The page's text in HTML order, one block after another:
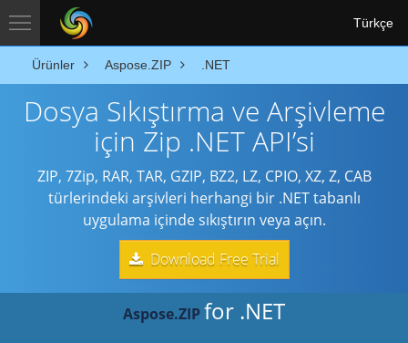
Türkçe
Ürünler Aspose.ZIP .NET
Dosya Sıkıştırma ve Arşivleme
için Zip .NET API’si
ZIP, 7Zip, RAR, TAR, GZIP, BZ2, LZ, CPIO, XZ, Z, CAB
türlerindeki arşivleri herhangi bir .NET tabanlı
uygulama içinde sıkıştırın veya açın.
Download Free Trial
Aspose.ZIPfor .NET